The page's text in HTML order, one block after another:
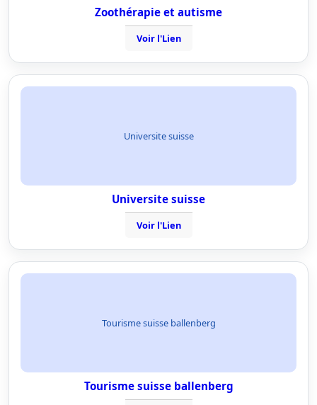
Zoothérapie et autisme
Voir l'Lien
Universite suisse
Universite suisse
Voir l'Lien
Tourisme suisse ballenberg
Tourisme suisse ballenberg